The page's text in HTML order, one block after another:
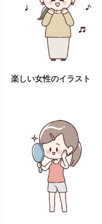
楽しい女性のイラスト